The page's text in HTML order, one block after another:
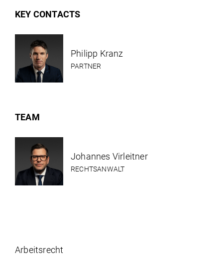
KEY CONTACTS
Philipp Kranz
PARTNER
TEAM
Johannes Virleitner
RECHTSANWALT
Arbeits­recht